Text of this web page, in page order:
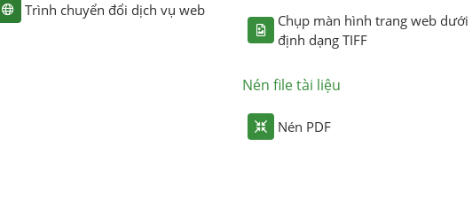
Trình chuyển đổi dịch vụ web
Chụp màn hình trang web dưới
định dạng TIFF
Nén file tài liệu
Nén PDF